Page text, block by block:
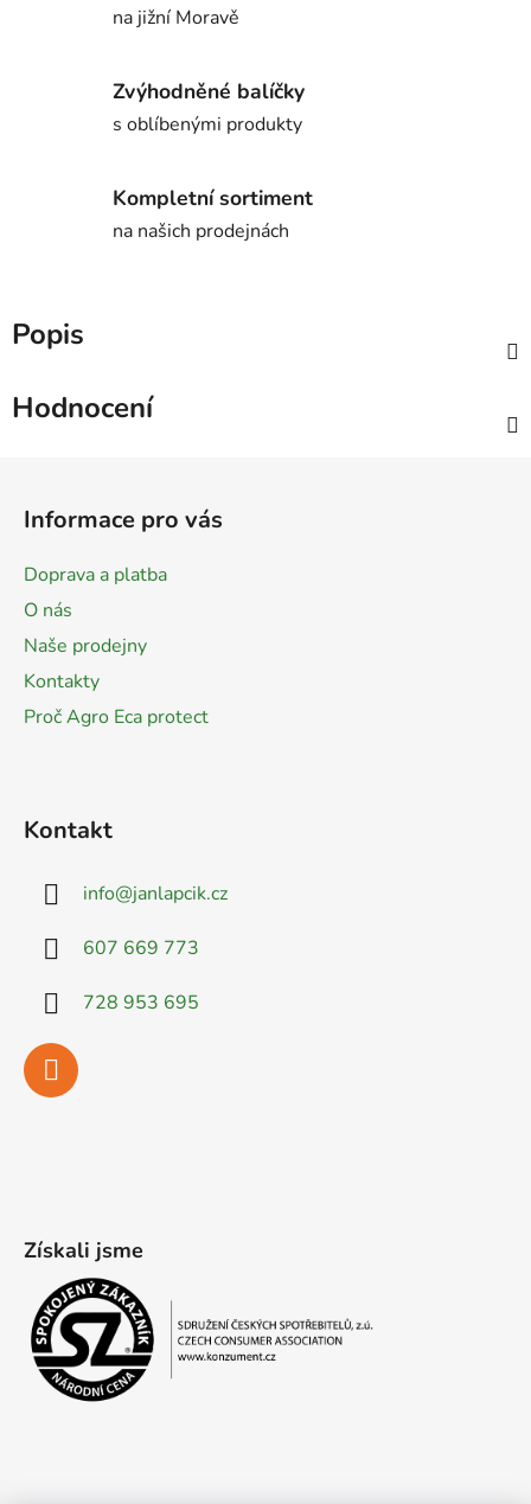
na jižní Moravě
Zvýhodněné balíčky
s oblíbenými produkty
Kompletní sortiment
na našich prodejnách
Popis
Hodnocení
Informace pro vás
Doprava a platba
O nás
Naše prodejny
Kontakty
Proč Agro Eca protect
Kontakt
info@janlapcik.cz
607 669 773
728 953 695
Získali jsme